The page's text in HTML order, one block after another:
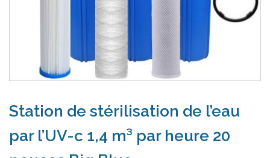
Station de stérilisation de l’eau
par l’UV-c 1,4 m³ par heure 20